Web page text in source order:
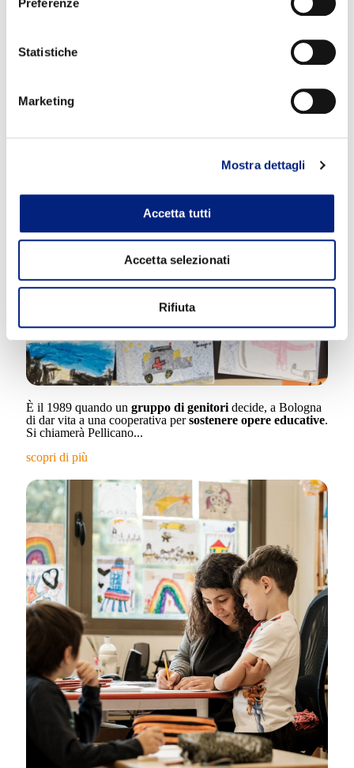
Statistiche
Marketing
Mostra dettagli
Accetta tutti
Accetta selezionati
Rifiuta
Che cresca una persona
e questo è
scopri di più
È il 1989 quando un gruppo di genitori decide, a Bologna
di dar vita a una cooperativa persostenere opere educative.
Si chiamerà Pellicano...
scopri di più